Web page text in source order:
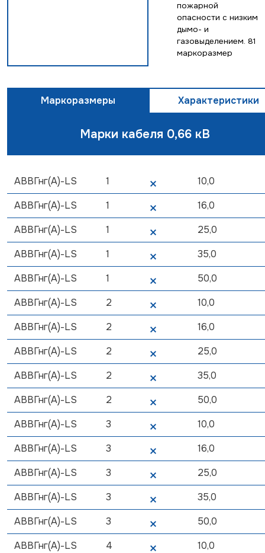
пожарной
опасности с низким
дымо- и
газовыделением. 81
маркоразмер
Маркоразмеры Характеристики
Марки кабеля 0,66 кВ
АВВГнг(А)-LS 1
10,0
АВВГнг(А)-LS
1
16,0
АВВГнг(А)-LS
1
25,0
АВВГнг(А)-LS
1
35,0
АВВГнг(А)-LS
1
50,0
АВВГнг(А)-LS
2
10,0
АВВГнг(А)-LS
2
16,0
АВВГнг(А)-LS
2
25,0
АВВГнг(А)-LS
2
35,0
АВВГнг(А)-LS
2
50,0
АВВГнг(А)-LS
3
10,0
АВВГнг(А)-LS
3
16,0
АВВГнг(А)-LS
3
25,0
АВВГнг(А)-LS
3
35,0
АВВГнг(А)-LS
3
50,0
АВВГнг(А)-LS
4
10,0